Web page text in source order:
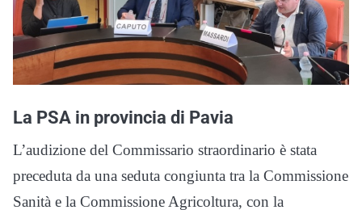
La PSA in provincia di Pavia
L’audizione del Commissario straordinario è stata
preceduta da una seduta congiunta tra la Commissione
Sanità e la Commissione Agricoltura, con la